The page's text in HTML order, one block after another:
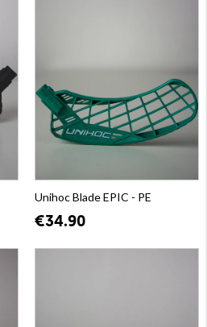
Unihoc Blade EPIC - PE
€34.90